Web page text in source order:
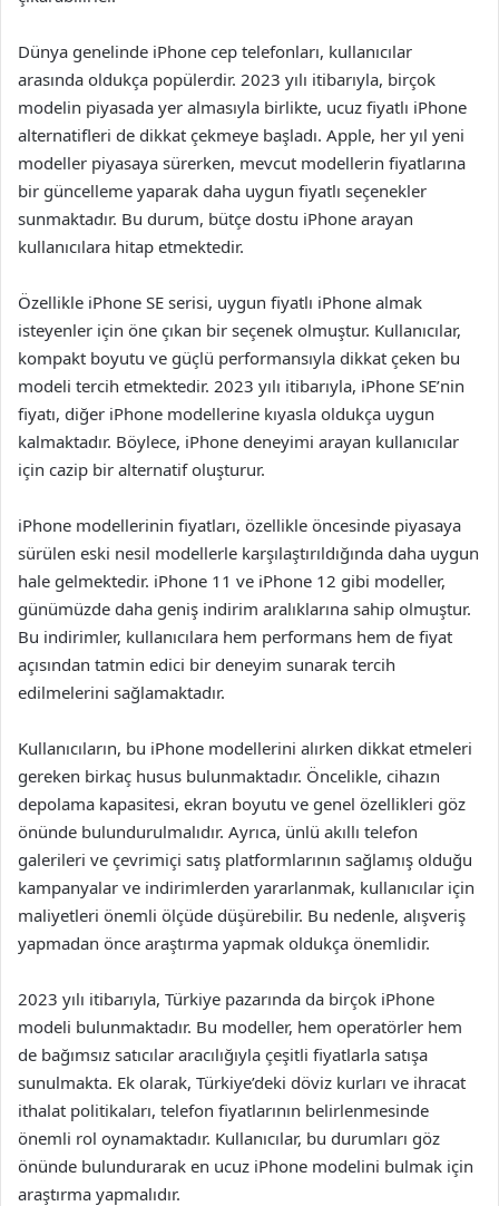
Dünya genelinde iPhone cep telefonları, kullanıcılar
arasında oldukça popülerdir. 2023 yılı itibarıyla, birçok
modelin piyasada yer almasıyla birlikte, ucuz fiyatlı iPhone
alternatifleri de dikkat çekmeye başladı. Apple, her yıl yeni
modeller piyasaya sürerken, mevcut modellerin fiyatlarına
bir güncelleme yaparak daha uygun fiyatlı seçenekler
sunmaktadır. Bu durum, bütçe dostu iPhone arayan
kullanıcılara hitap etmektedir.
Özellikle iPhone SE serisi, uygun fiyatlı iPhone almak
isteyenler için öne çıkan bir seçenek olmuştur. Kullanıcılar,
kompakt boyutu ve güçlü performansıyla dikkat çeken bu
modeli tercih etmektedir. 2023 yılı itibarıyla, iPhone SE’nin
fiyatı, diğer iPhone modellerine kıyasla oldukça uygun
kalmaktadır. Böylece, iPhone deneyimi arayan kullanıcılar
için cazip bir alternatif oluşturur.
iPhone modellerinin fiyatları, özellikle öncesinde piyasaya
sürülen eski nesil modellerle karşılaştırıldığında daha uygun
hale gelmektedir. iPhone 11 ve iPhone 12 gibi modeller,
günümüzde daha geniş indirim aralıklarına sahip olmuştur.
Bu indirimler, kullanıcılara hem performans hem de fiyat
açısından tatmin edici bir deneyim sunarak tercih
edilmelerini sağlamaktadır.
Kullanıcıların, bu iPhone modellerini alırken dikkat etmeleri
gereken birkaç husus bulunmaktadır. Öncelikle, cihazın
depolama kapasitesi, ekran boyutu ve genel özellikleri göz
önünde bulundurulmalıdır. Ayrıca, ünlü akıllı telefon
galerileri ve çevrimiçi satış platformlarının sağlamış olduğu
kampanyalar ve indirimlerden yararlanmak, kullanıcılar için
maliyetleri önemli ölçüde düşürebilir. Bu nedenle, alışveriş
yapmadan önce araştırma yapmak oldukça önemlidir.
2023 yılı itibarıyla, Türkiye pazarında da birçok iPhone
modeli bulunmaktadır. Bu modeller, hem operatörler hem
de bağımsız satıcılar aracılığıyla çeşitli fiyatlarla satışa
sunulmakta. Ek olarak, Türkiye’deki döviz kurları ve ihracat
ithalat politikaları, telefon fiyatlarının belirlenmesinde
önemli rol oynamaktadır. Kullanıcılar, bu durumları göz
önünde bulundurarak en ucuz iPhone modelini bulmak için
araştırma yapmalıdır.